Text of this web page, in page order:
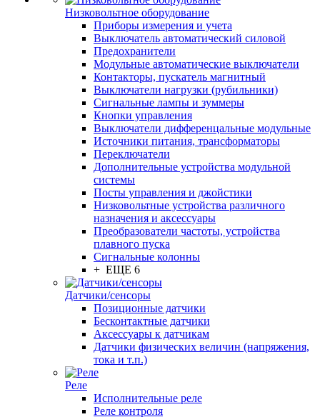
Низковольтное оборудование
Приборы измерения и учета
Выключатель автоматический силовой
Предохранители
Модульные автоматические выключатели
Контакторы, пускатель магнитный
Выключатели нагрузки (рубильники)
Сигнальные лампы и зуммеры
Кнопки управления
Выключатели дифференцальные модульные
Источники питания, трансформаторы
Переключатели
Дополнительные устройства модульной
системы
Посты управления и джойстики
Низковольтные устройства различного
назначения и аксессуары
Преобразователи частоты, устройства
плавного пуска
Сигнальные колонны
+ ЕЩЕ 6
Датчики/сенсоры
Позиционные датчики
Бесконтактные датчики
Аксессуары к датчикам
Датчики физических величин (напряжения,
тока и т.п.)
Реле
Исполнительные реле
Реле контроля